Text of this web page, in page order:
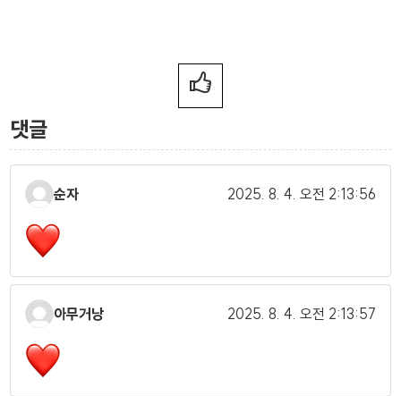
댓글
순자 2025. 8. 4. 오전 2:13:56
아무거낭 2025. 8. 4. 오전 2:13:57